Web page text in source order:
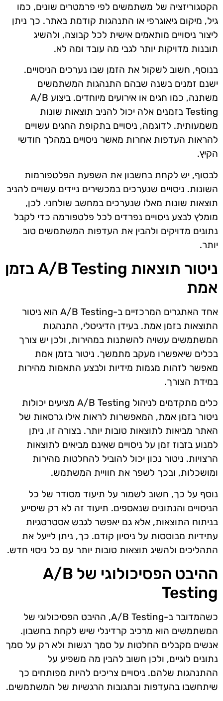
הקטגוריזציה של משתמשים לפי פרמטרים שונים, כמו
גיל, מיקום גיאוגרפי או התנהגות קודמת באתר. כך ניתן
ליצור ניסויים מותאמים אישית לכל קבוצה, ולהשיג
תובנות מדויקות יותר לגבי מה עובד ומה לא.
בנוסף, חשוב לשקול את הזמן שבו נערכים הניסויים.
ישנם זמנים בשנה שבהם התנהגות המשתמשים
משתנה, כמו חגים או אירועים מיוחדים. ביצוע A/B
Testing בזמנים אלה יכול להניב תוצאות שונות
משמעותית. לדוגמה, ניסויים בתקופת החגים עשויים
להראות העדפות אחרות מאשר ניסויים במהלך חודשי
הקיץ.
לבסוף, יש לקחת בחשבון את השפעת הפלטפורמות
השונות. ניסויים שנערכים במכשירים ניידים עשויים להניב
תוצאות שונות מאלו שנערכים במחשב שולחני. לכן,
מומלץ לבצע ניסויים נפרדים לכל פלטפורמה כדי לקבל
נתונים מדויקים ולהבין את העדפות המשתמשים טוב
יותר.
ניטור תוצאות A/B Testing בזמן
אמת
אחד האתגרים המרכזיים ב-A/B Testing הוא ניטור
התוצאות בזמן אמת. בעידן הדיגיטלי, התנהגות
המשתמשים עשויה להשתנות במהירות, ולכן יש צורך
בכלים שיאפשרו מעקב מתמשך. ניטור בזמן אמת
מאפשר לזהות מגמות מידיות ולבצע התאמות מהירות
במידת הצורך.
כלים מתקדמים לניהול A/B Testing מציעים יכולות
ניטור בזמן אמת, המאפשרות לראות אילו גרסאות של
האתר מביאות לתוצאות טובות יותר. בצורה זו, ניתן
למנוע בזבוז זמן על ניסויים שאינם מביאים לתוצאות
הרצויות. ניטור נכון יכול להוביל להחלטות מהירות
ומושכלות, ובכך לשפר את חוויית המשתמש.
נוסף על כך, חשוב לשמור על תיעוד מסודר של כל
הניסויים והנתונים שנאספים. תיעוד זה לא רק שיסייע
בניתוח התוצאות, אלא גם יאפשר לגבש אסטרטגיות
עתידיות מבוססות על ניסיון קודם. כך, ניתן לייעל את
התהליכים ולהשיג תוצאות טובות יותר עם כל ניסוי חדש.
ההיבט הפסיכולוגי של A/B
Testing
כשהמדובר ב-A/B Testing, ההיבט הפסיכולוגי של
המשתמשים הוא מרכיב קרדינלי שיש לקחת בחשבון.
אנשים מקבלים החלטות על סמך רגשות ולא רק על סמך
נתונים לוגיים, ולכן חשוב להבין מה משפיע על
ההתנהגות שלהם. ניסויים צריכים להיות מפותחים כך
שיתחשבו בהעדפות ובתגובות הרגשיות של המשתמשים.